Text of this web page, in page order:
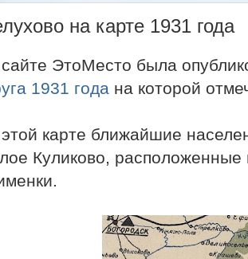
на карте 1931 года
ЭтоМесто была
1931 года на которой
карте ближайшие
Куликово, расположенные